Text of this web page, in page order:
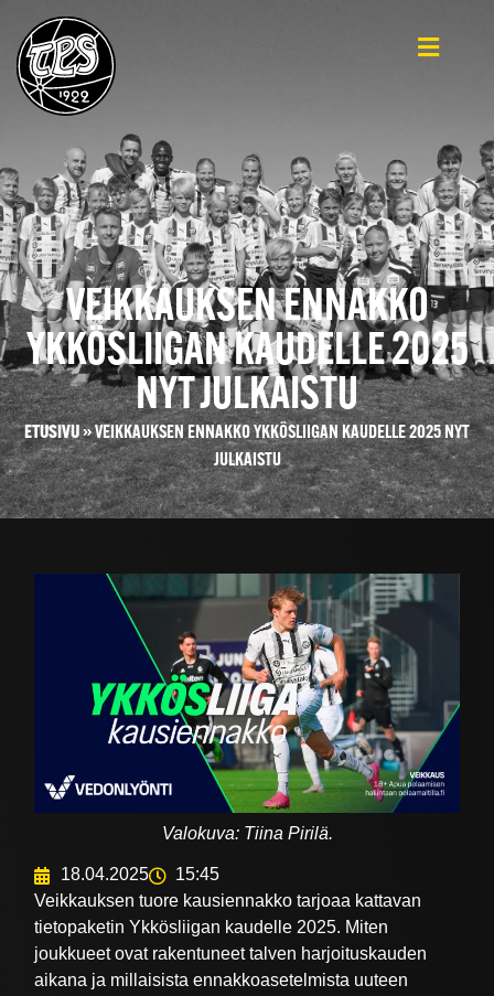
VEIKKAUKSEN ENNAKKO
YKKÖSLIIGAN KAUDELLE 2025
NYT JULKAISTU
ETUSIVU»VEIKKAUKSEN ENNAKKO YKKÖSLIIGAN KAUDELLE 2025 NYT
JULKAISTU
Valokuva: Tiina Pirilä.
18.04.2025
15:45
Veikkauksen tuore kausiennakko tarjoaa kattavan
tietopaketin Ykkösliigan kaudelle 2025. Miten
joukkueet ovat rakentuneet talven harjoituskauden
aikana ja millaisista ennakkoasetelmista uuteen